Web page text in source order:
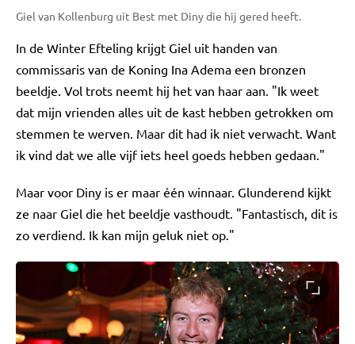
Giel van Kollenburg uit Best met Diny die hij gered heeft.
In de Winter Efteling krijgt Giel uit handen van
commissaris van de Koning Ina Adema een bronzen
beeldje. Vol trots neemt hij het van haar aan. "Ik weet
dat mijn vrienden alles uit de kast hebben getrokken om
stemmen te werven. Maar dit had ik niet verwacht. Want
ik vind dat we alle vijf iets heel goeds hebben gedaan."
Maar voor Diny is er maar één winnaar. Glunderend kijkt
ze naar Giel die het beeldje vasthoudt. "Fantastisch, dit is
zo verdiend. Ik kan mijn geluk niet op."